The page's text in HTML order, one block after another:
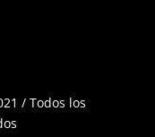
/ Todos los